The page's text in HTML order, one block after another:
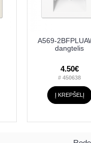
A569-
dangtelis
4.50€
# 450638
Į KREPŠELĮ